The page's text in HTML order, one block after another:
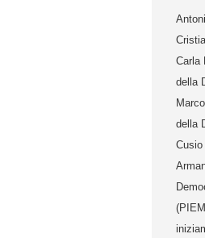
Carla
della
della